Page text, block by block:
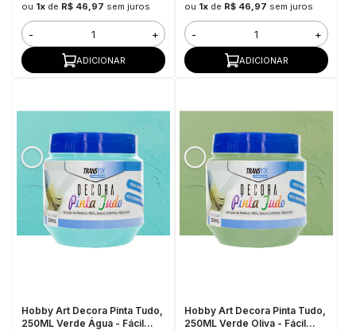
ou 1xde R$ 46,97 sem juros
- +
ADICIONAR
ou 1xde R$ 46,97 sem juros
- +
ADICIONAR
Hobby Art Decora Pinta Tudo,
250ML Verde Água - Fácil
Hobby Art Decora Pinta Tudo,
250ML Verde Oliva - Fácil